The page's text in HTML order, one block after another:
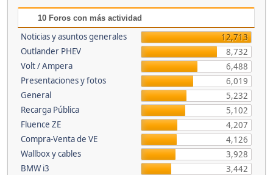
10 Foros con más actividad
Noticias y asuntos generales
12,713
Outlander PHEV
8,732
Volt / Ampera
6,488
Presentaciones y fotos
6,019
General
5,232
Recarga Pública
5,102
Fluence ZE
4,207
Compra-Venta de VE
4,126
Wallbox y cables
3,928
BMW i3
3,442